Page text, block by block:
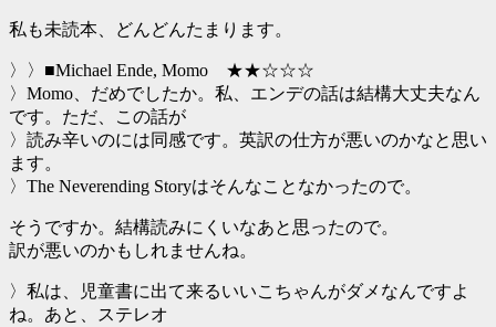
私も未読本、どんどんたまります。
〉〉■Michael Ende, Momo ★★☆☆☆
〉Momo、だめでしたか。私、エンデの話は結構大丈夫なん
です。ただ、この話が
〉読み辛いのには同感です。英訳の仕方が悪いのかなと思い
ます。
〉The Neverending Storyはそんなことなかったので。
そうですか。結構読みにくいなあと思ったので。
訳が悪いのかもしれませんね。
〉私は、児童書に出て来るいいこちゃんがダメなんですよ
ね。あと、ステレオ